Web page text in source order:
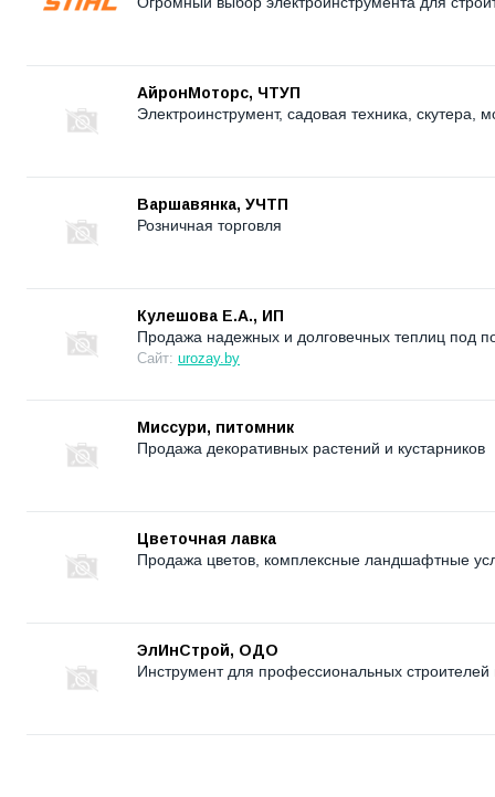
АйронМоторс, ЧТУП
Электроинструмент, садовая техника, скутера,
Варшавянка, УЧТП
Розничная торговля
Кулешова Е.А., ИП
Продажа надежных и долговечных теплиц под
Сайт: urozay.by
Миссури, питомник
Продажа декоративных растений и кустарников
Цветочная лавка
Продажа цветов, комплексные ландшафтные
ЭлИнСтрой, ОДО
Инструмент для профессиональных